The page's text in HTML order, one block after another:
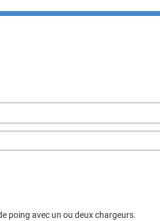
poing avec un ou deux chargeurs.